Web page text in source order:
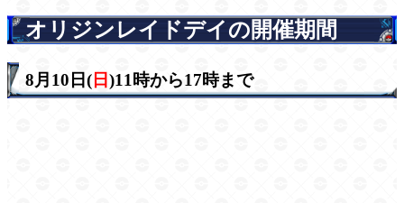
オリジンレイドデイの開催期間
8月10日( 日)11時から17時まで